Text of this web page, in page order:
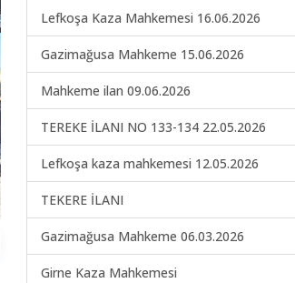
Lefkoşa Kaza Mahkemesi 16.06.2026
Gazimağusa Mahkeme 15.06.2026
Mahkeme ilan 09.06.2026
TEREKE İLANI NO 133-134 22.05.2026
Lefkoşa kaza mahkemesi 12.05.2026
TEKERE İLANI
Gazimağusa Mahkeme 06.03.2026
Girne Kaza Mahkemesi